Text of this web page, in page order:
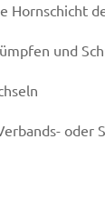
Hornschicht
und
oder